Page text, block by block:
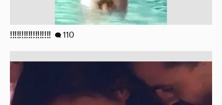
!!!!!!!!!!!!!!!!!! 110